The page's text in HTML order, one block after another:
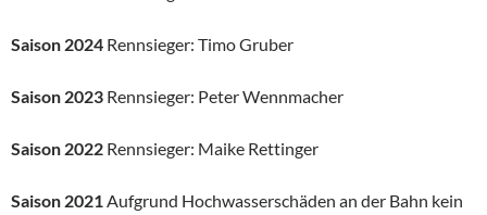
Saison 2024 Rennsieger: Timo Gruber
Saison 2023 Rennsieger: Peter Wennmacher
Saison 2022 Rennsieger: Maike Rettinger
Saison 2021Aufgrund Hochwasserschäden an der Bahn kein